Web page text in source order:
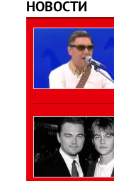
НОВОСТИ